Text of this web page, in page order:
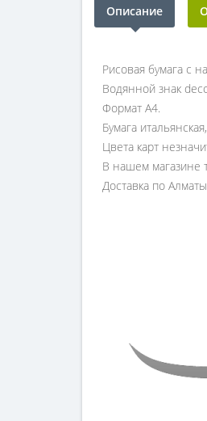
Описание
Рисовая бумага с
Водянной знак
Формат А4.
Бумага
Цвета карт
В нашем магазине
Доставка по